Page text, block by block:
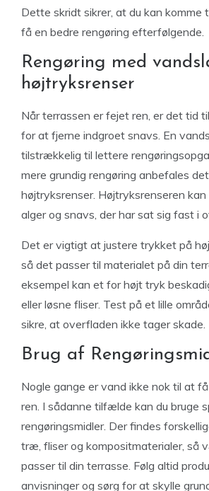
Dette skridt sikrer, at du kan komme
få en bedre rengøring efterfølgende.
Rengøring med
højtryksrenser
Når terrassen er fejet ren, er det tid
for at fjerne indgroet snavs. En
tilstrækkelig til lettere
mere grundig rengøring anbefales
højtryksrenser. Højtryksrenseren
alger og snavs, der har sat sig fast i
Det er vigtigt at justere trykket på
så det passer til materialet på din
eksempel kan et for højt tryk
eller løsne fliser. Test på et lille
sikre, at overfladen ikke tager skade.
Brug af
Nogle gange er vand ikke nok til at
ren. I sådanne tilfælde kan du bruge
rengøringsmidler. Der findes
træ, fliser og kompositmaterialer, så
passer til din terrasse. Følg altid
anvisninger og sørg for at skylle